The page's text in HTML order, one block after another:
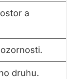
a
druhu.